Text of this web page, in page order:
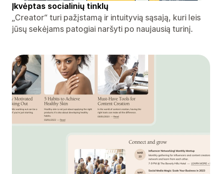
Įkvėptas socialinių tinklų
„Creator“ turi pažįstamą ir intuityvią sąsają, kuri leis
jūsų sekėjams patogiai naršyti po naujausią turinį.